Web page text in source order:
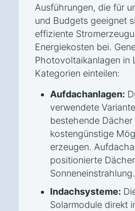
Ausführungen, die für
und Budgets geeignet
effiziente
Energiekosten bei.
Photovoltaikanlagen in
Kategorien einteilen:
Aufdachanlagen:
verwendete
bestehende
kostengünstige
erzeugen.
positionierte
Sonneneinstrahlung.
Indachsysteme:
Solarmodule direkt